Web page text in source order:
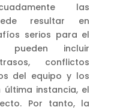
las
resultar en
serios para el
pueden incluir
conflictos
del equipo y los
última instancia, el
Por tanto, la